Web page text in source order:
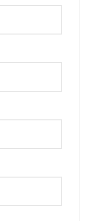
degli eventi
- Friuli per
dall’Italia per arrivare
stesso.